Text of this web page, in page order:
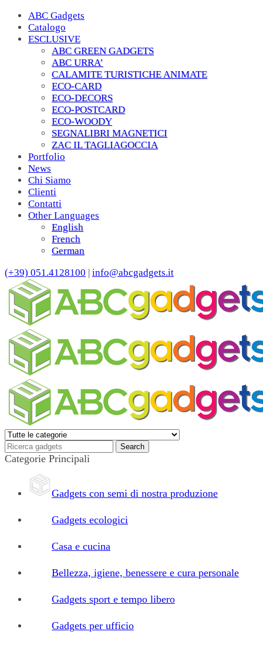
ABC Gadgets
Catalogo
ESCLUSIVE
ABC GREEN GADGETS
ABC URRA’
CALAMITE TURISTICHE ANIMATE
ECO-CARD
ECO-DECORS
ECO-POSTCARD
ECO-WOODY
SEGNALIBRI MAGNETICI
ZAC IL TAGLIAGOCCIA
Portfolio
News
Chi Siamo
Clienti
Contatti
Other Languages
English
French
German
(+39) 051.4128100 | info@abcgadgets.it
Categorie Principali
Gadgets con semi di nostra produzione
Gadgets ecologici
Casa e cucina
Bellezza, igiene, benessere e cura personale
Gadgets sport e tempo libero
Gadgets per ufficio